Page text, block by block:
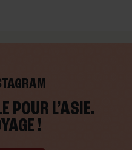
POUR L’ASIE.
!